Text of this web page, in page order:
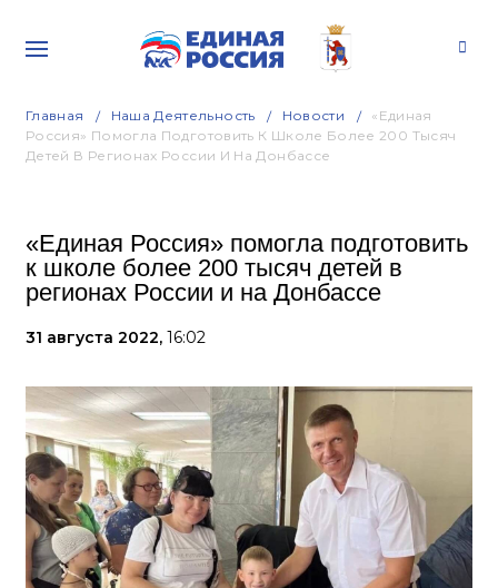
Главная Наша Деятельность Новости
«Единая
Россия» Помогла Подготовить К Школе Более 200 Тысяч
Детей В Регионах России И На Донбассе
«Единая Россия» помогла подготовить
к школе более 200 тысяч детей в
регионах России и на Донбассе
31 августа 2022, 16:02